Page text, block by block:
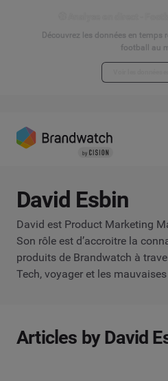
Découvrez les données en
football au
David Esbin
David est Product Marketing
Son rôle est d’accroitre la
produits de Brandwatch à
Tech, voyager et les
Articles by David